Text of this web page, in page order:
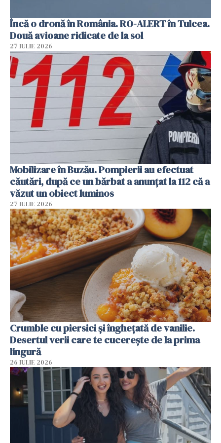
Încă o dronă în România. RO-ALERT în Tulcea.
Două avioane ridicate de la sol
27 IULIE 2026
Mobilizare în Buzău. Pompierii au efectuat
căutări, după ce un bărbat a anunțat la 112 că a
văzut un obiect luminos
27 IULIE 2026
Crumble cu piersici și înghețată de vanilie.
Desertul verii care te cucerește de la prima
lingură
26 IULIE 2026